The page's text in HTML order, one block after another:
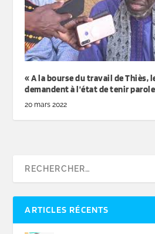
« A la bourse du travail de Thiès,
demandent à l’état de tenir
20 mars 2022
ARTICLES RÉCENTS